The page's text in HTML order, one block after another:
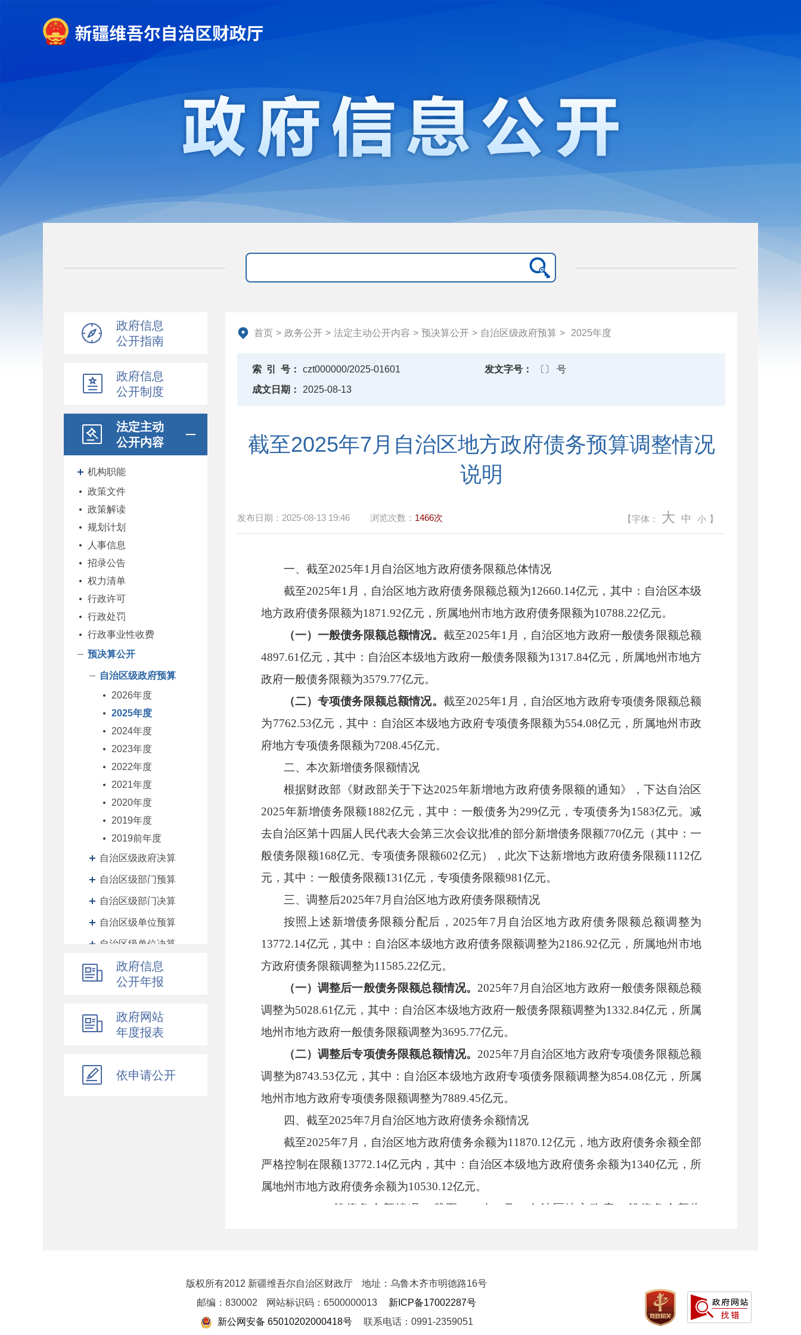
政府信息
公开指南
政府信息
公开制度
法定主动
公开内容
机构职能
政策文件
政策解读
规划计划
人事信息
招录公告
权力清单
行政许可
行政处罚
行政事业性收费
预决算公开
自治区级政府预算
2026年度
2025年度
2024年度
2023年度
2022年度
2021年度
2020年度
2019年度
2019前年度
自治区级政府决算
自治区级部门预算
自治区级部门决算
自治区级单位预算
自治区级单位决算
自治区财政厅机关预决算
地州预决算
其他对外管理服务信息
地方政府债务信息公开
政府信息
公开年报
政府网站
年度报表
依申请公开
首页 > 政务公开 > 法定主动公开内容 > 预决算公开 > 自治区级政府预算 > 2025年度
索 引 号： czt000000/2025-01601 发文字号：
〔〕 号
成文日期：
2025-08-13
截至2025年7月自治区地方政府债务预算调整情况
说明
发布日期： 2025-08-13 19:46 浏览次数： 1466次 【字体： 大 中 小 】
一、 截至2025年1 月自治区地方政府债务限额总体情况
截至2025年1 月，自治区地方政府债务限额总额为12660.14亿元，其中： 自治区本级
地方政府债务限额为1871.92亿元， 所属地州市地方政府债务限额为10788.22亿元。
（一）一般债务限额总额情况。 截至2025年1 月，自治区地方政府一般债务限额总额
4897.61亿元，其中： 自治区本级地方政府一般债务限额为1317.84亿元， 所属地州市地方
政府一般债务限额为3579.77亿元。
（二） 专项债务限额总额情况。 截至2025年1 月，自治区地方政府专项债务限额总额
为7762.53亿元，其中： 自治区本级地方政府专项债务限额为554.08亿元， 所属地州市政
府地方专项债务限额为7208.45亿元。
二、本次新增债务限额情况
根据财政部《财政部关于下达2025年新增地方政府债务限额的通知》，下达自治区
2025年新增债务限额1882亿元，其中： 一般债务为299亿元， 专项债务为1583亿元。减
去自治区第十四届人民代表大会第三次会议批准的部分新增债务限额770亿元（其中：一
般债务限额168亿元、专项债务限额602亿元），此次下达新增地方政府债务限额1112亿
元，其中 ：一般债务限额131亿元，专项债务限额981亿元。
三、调整后2025年7 月自治区地方政府债务限额情况
按照上述新增债务限额分配后， 2025年7 月自治区地方政府债务限额总额调整为
13772.14亿元，其中： 自治区本级地方政府债务限额调整为2186.92亿元， 所属地州市地
方政府债务限额调整为11585.22亿元。
（一）调整后一般债务限额总额情况。 2025年7 月自治区地方政府一般债务限额总额
调整为5028.61亿元，其中： 自治区本级地方政府一般债务限额调整为1332.84亿元， 所属
地州市地方政府一般债务限额调整为3695.77亿元。
（二）调整后专项债务限额总额情况。 2025年7 月自治区地方政府专项债务限额总额
调整为8743.53亿元，其中： 自治区本级地方政府专项债务限额调整为854.08亿元， 所属
地州市地方政府专项债务限额调整为7889.45亿元。
四 、 截至2025年7 月自治区地方政府债务余额情况
截至2025年7 月，自治区地方政府债务余额为11870.12亿元，地方政府债务余额全部
严格控制在限额13772.14亿元内，其中： 自治区本级地方政府债务余额为1340亿元， 所
属地州市地方政府债务余额为10530.12亿元。
（一）一般债务余额情况。截至2025年7月，自治区地方政府一般债务余额为
7419.45亿元，其中：自治区本级地方政府专项债务余额为344.72亿元，所属地州市地方
政府专项债务余额为7074.73亿元。
版权所有2012 新疆维吾尔自治区财政厅
地址：乌鲁木齐市明德路16号
邮编：830002
网站标识码：6500000013
新ICP备17002287号
新公网安备 65010202000418号
联系电话：0991-2359051